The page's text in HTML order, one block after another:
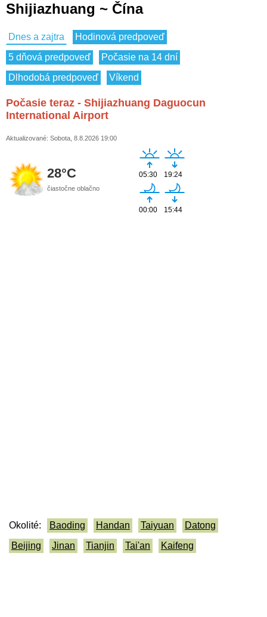
Shijiazhuang ~ Čína
Dnes a zajtra
Hodinová predpoveď
5 dňová predpoveď
Počasie na 14 dní
Dlhodobá predpoveď
Víkend
Počasie teraz - Shijiazhuang Daguocun
International Airport
Aktualizované: Sobota, 8.8.2026 19:00
28°C
čiastočne oblačno
05:30 19:24
00:00 15:44
Okolité: Baoding Handan Taiyuan
Datong
Beijing
Jinan Tianjin Tai'an Kaifeng